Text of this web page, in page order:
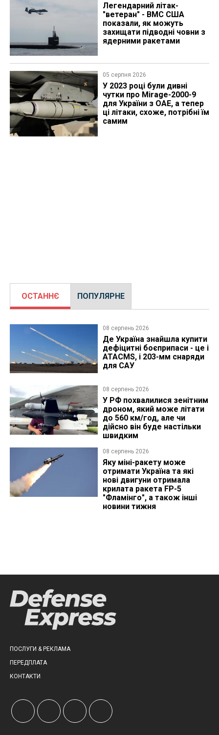
Легендарний літак-
"ветеран" - ВМС США
показали, як можуть
захищати підводні човни з
ядерними ракетами
05 серпня 2026
У 2023 році були дивні
чутки про Mirage-2000-9
для України з ОАЕ, а тепер
ці літаки, схоже, потрібні їм
самим
ОСТАННЄ ПОПУЛЯРНЕ
08 серпень 2026
Де Україна знайшла купити
дефіцитні боєприпаси - це і
ATACMS, і 203-мм снаряди
для САУ
08 серпень 2026
У РФ похвалилися зенітним
дроном, який може літати
до 560 км/год, але чи
дійсно він буде настільки
швидким
08 серпень 2026
Яку міні-ракету може
отримати Україна та які
нові двигуни отримала
крилата ракета FP-5
"Фламінго", а також інші
новини тижня
ПОСЛУГИ & РЕКЛАМА
ПЕРЕДПЛАТА
КОНТАКТИ